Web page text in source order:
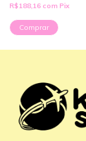
R$188,16 com Pix
Comprar